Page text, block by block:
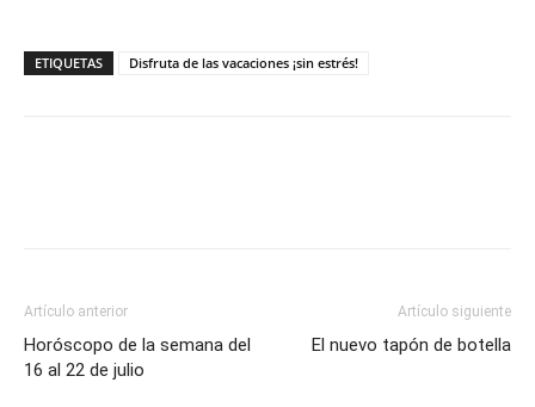
ETIQUETAS Disfruta de las vacaciones ¡sin estrés!
Artículo anterior
Horóscopo de la semana del
16 al 22 de julio
Artículo siguiente
El nuevo tapón de botella